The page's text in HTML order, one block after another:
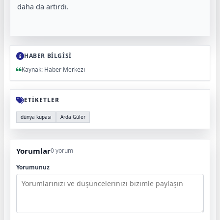
daha da artırdı.
HABER BİLGİSİ
Kaynak: Haber Merkezi
ETİKETLER
dünya kupası Arda Güler
Yorumlar0 yorum
Yorumunuz